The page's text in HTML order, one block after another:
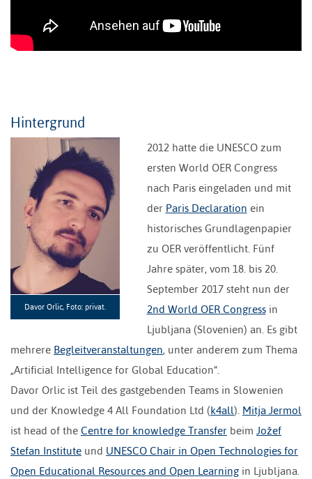
Hintergrund
Davor Orlic, Foto: privat.
2012 hatte die UNESCO zum
ersten World OER Congress
nach Paris eingeladen und mit
der Paris Declaration ein
historisches Grundlagenpapier
zu OER veröffentlicht. Fünf
Jahre später, vom 18. bis 20.
September 2017 steht nun der
2nd World OER Congressin
Ljubljana (Slovenien) an. Es gibt
mehrere Begleitveranstaltungen, unter anderem zum Thema
„Artificial Intelligence for Global Education“.
Davor Orlic ist Teil des gastgebenden Teams in Slowenien
und der Knowledge 4 All Foundation Ltd (k4all). Mitja Jermol
ist head of the Centre for knowledge Transfer beim Jožef
Stefan Institute und UNESCO Chair in Open Technologies for
Open Educational Resources and Open Learning in Ljubljana.